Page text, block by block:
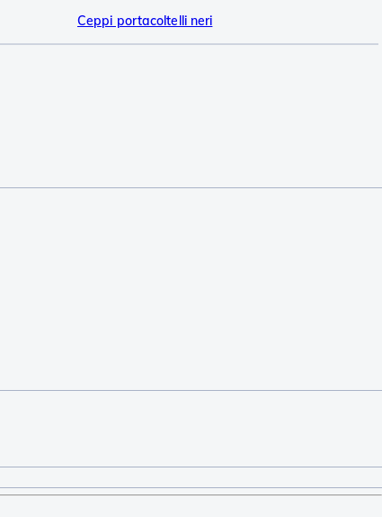
Ceppi portacoltelli neri